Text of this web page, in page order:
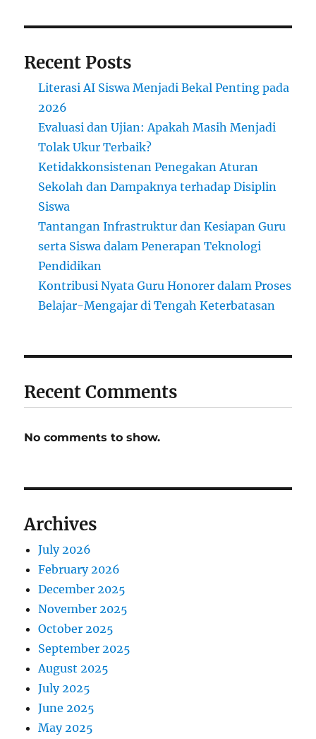
Recent Posts
Literasi AI Siswa Menjadi Bekal Penting pada
2026
Evaluasi dan Ujian: Apakah Masih Menjadi
Tolak Ukur Terbaik?
Ketidakkonsistenan Penegakan Aturan
Sekolah dan Dampaknya terhadap Disiplin
Siswa
Tantangan Infrastruktur dan Kesiapan Guru
serta Siswa dalam Penerapan Teknologi
Pendidikan
Kontribusi Nyata Guru Honorer dalam Proses
Belajar-Mengajar di Tengah Keterbatasan
Recent Comments
No comments to show.
Archives
July 2026
February 2026
December 2025
November 2025
October 2025
September 2025
August 2025
July 2025
June 2025
May 2025